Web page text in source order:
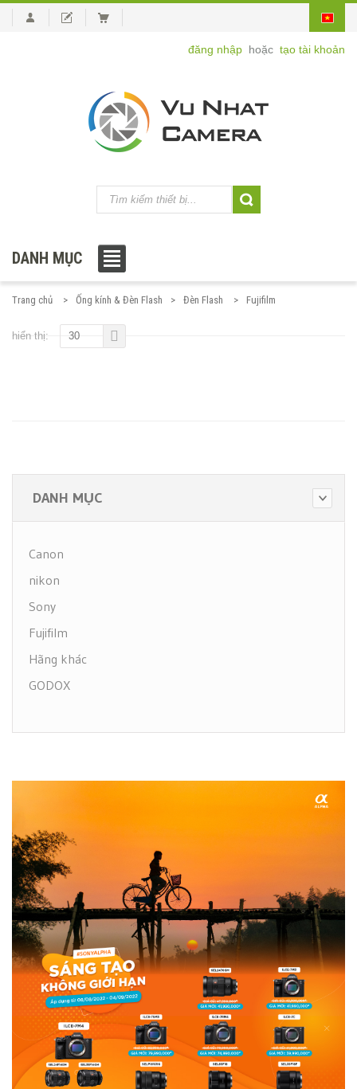
đăng nhập hoặc tạo tài khoản
DANH MỤC
Trang chủ Ống kính & Đèn Flash Đèn Flash Fujifilm
hiển thị: 30
DANH MỤC
Canon
nikon
Sony
Fujifilm
Hãng khác
GODOX